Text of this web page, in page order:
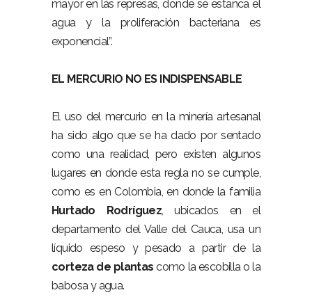
mayor en las represas, donde se estanca el
agua y la proliferación bacteriana es
exponencial”.
EL MERCURIO NO ES INDISPENSABLE
El uso del mercurio en la minería artesanal
ha sido algo que se ha dado por sentado
como una realidad, pero existen algunos
lugares en donde esta regla no se cumple,
como es en Colombia, en donde la familia
Hurtado Rodríguez, ubicados en el
departamento del Valle del Cauca, usa un
líquido espeso y pesado a partir de la
corteza de plantas como la escobilla o la
babosa y agua.